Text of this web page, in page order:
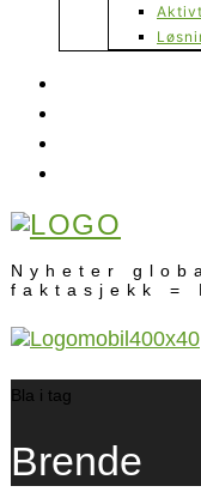
Nyheter
faktasjekk =
Bla i tag
Brende